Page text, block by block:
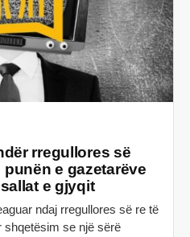
rregullores së
e gazetarëve
e gjyqit
ndaj rregullores së re të
se një sërë